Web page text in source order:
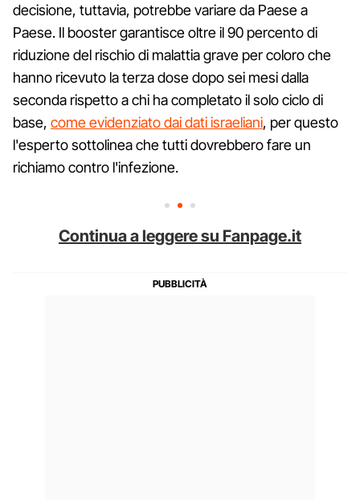
decisione, tuttavia, potrebbe variare da Paese a
Paese. Il booster garantisce oltre il 90 percento di
riduzione del rischio di malattia grave per coloro che
hanno ricevuto la terza dose dopo sei mesi dalla
seconda rispetto a chi ha completato il solo ciclo di
base, come evidenziato dai dati israeliani, per questo
l'esperto sottolinea che tutti dovrebbero fare un
richiamo contro l'infezione.
Continua a leggere su Fanpage.it